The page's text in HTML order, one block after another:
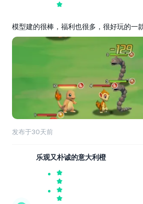
模型建的很棒，福利也很多，很好玩的一
发布于30天前
乐观又朴诚的意大利橙